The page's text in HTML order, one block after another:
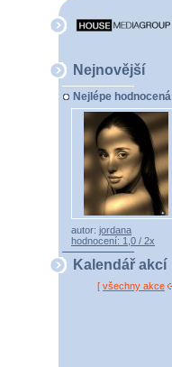
Nejnovější
Nejlépe hodnocená
autor: jordana
hodnocení: 1,0 / 2x
Kalendář akcí
[ všechny akce